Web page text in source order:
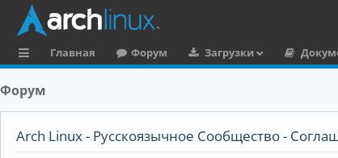
ы
Главная Форум Загрузки
Форум
Arch Linux - Русскоязычное Сообщество -